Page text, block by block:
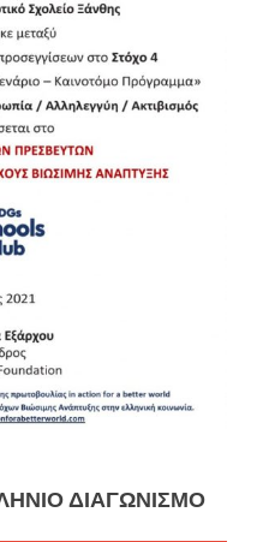
ΔΙΑΓΩΝΙΣΜΌ